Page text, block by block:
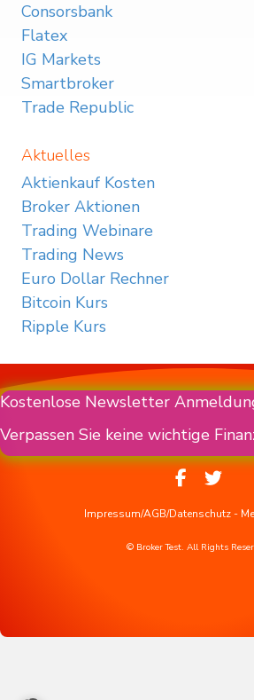
Consorsbank
Flatex
IG Markets
Smartbroker
Trade Republic
Aktuelles
Aktienkauf Kosten
Broker Aktionen
Trading Webinare
Trading News
Euro Dollar Rechner
Bitcoin Kurs
Ripple Kurs
Kostenlose Newsletter
Verpassen Sie keine wichtige
Impressum/AGB/Datenschutz-
© Broker Test. All Rights